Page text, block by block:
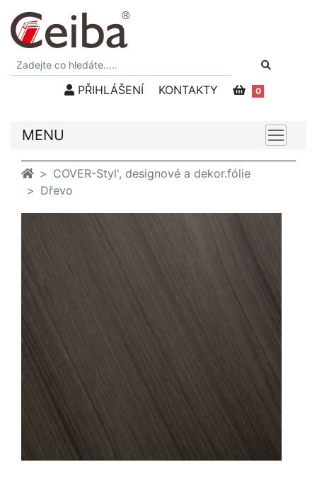
PŘIHLÁŠENÍ KONTAKTY 0
MENU
COVER-Styl', designové a dekor.fólie
Dřevo